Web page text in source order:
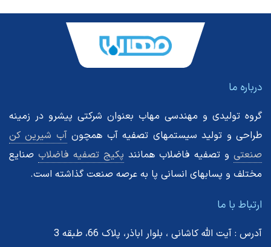
درباره ما
گروه تولیدی و مهندسی مهاب بعنوان شرکتی پیشرو در زمینه
طراحی و تولید سیستمهای تصفیه آب همچونآب شیرین کن
صنعتی و تصفیه فاضلاب همانند پکیج تصفیه فاضلاب صنایع
مختلف و پسابهای انسانی پا به عرصه صنعت گذاشته است.
ارتباط با ما
آدرس : آیت الله کاشانی ، بلوار اباذر، پلاک 66، طبقه 3